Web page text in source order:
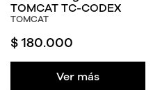
TOMCAT TC-CODEX
TOMCAT
$ 180.000
Ver más